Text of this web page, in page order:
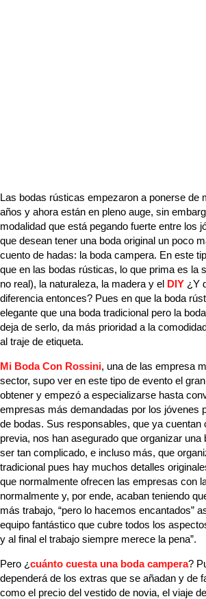
Las bodas rústicas empezaron a ponerse de
años y ahora están en pleno auge, sin
modalidad que está pegando fuerte entre los
que desean tener una boda original un poco
cuento de hadas: la boda campera. En este
que en las bodas rústicas, lo que prima es la
no real), la naturaleza, la madera y el DIY ¿Y
diferencia entonces? Pues en que la boda
elegante que una boda tradicional pero la
deja de serlo, da más prioridad a la
al traje de etiqueta.
Mi Boda Con Rossini, una de las empresa
sector, supo ver en este tipo de evento el
obtener y empezó a especializarse hasta
empresas más demandadas por los jóvenes
de bodas. Sus responsables, que ya cuentan
previa, nos han asegurado que organizar una
ser tan complicado, e incluso más, que
tradicional pues hay muchos detalles
que normalmente ofrecen las empresas con
normalmente y, por ende, acaban teniendo
más trabajo, “pero lo hacemos encantados”
equipo fantástico que cubre todos los
y al final el trabajo siempre merece la pena”.
Pero ¿cuánto cuesta una boda campera?
dependerá de los extras que se añadan y de
como el precio del vestido de novia, el viaje